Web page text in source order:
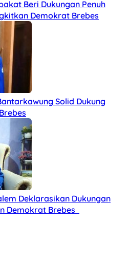
Beri Dukungan Penuh
Demokrat Brebes
Solid Dukung
Deklarasikan Dukungan
Demokrat Brebes